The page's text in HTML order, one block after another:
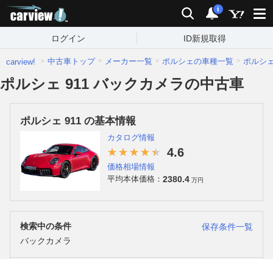
検索 通知
i
ログイン ID新規取得
carview! 中古車トップ メーカー一覧 ポルシェの車種一覧 ポルシ
ポルシェ 911 バックカメラの中古車
ポルシェ 911 の基本情報
カタログ情報
4.6
価格相場情報
平均本体価格： 2380.4 万円
検索中の条件
保存条件一覧
バックカメラ